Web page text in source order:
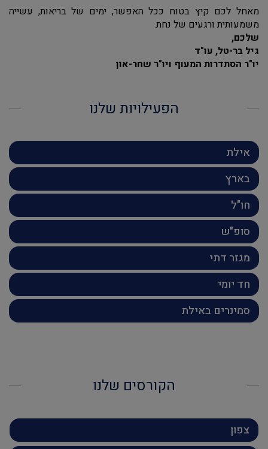
מאחל לכם קיץ בטוח ככל האפשר, ימים של בריאות, עשייה
משמעותית ורגעים של נחת.
שלכם,
גיל בר-טל, עו"ד
יו"ר הסתדרות המעוף ויו"ר שחר-און
הפעילויות שלנו
אילת
בארץ
חו"ל
סופ"ש
מגזר דתי
חד יומי
סמינרים באילת
הקורסים שלנו
צפון